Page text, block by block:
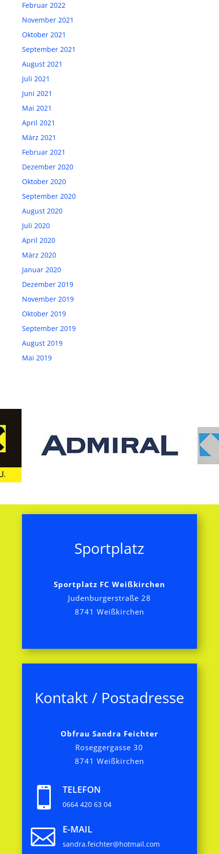
Februar 2022
November 2021
Oktober 2021
September 2021
August 2021
Juli 2021
Juni 2021
Mai 2021
April 2021
März 2021
Februar 2021
Dezember 2020
Oktober 2020
September 2020
August 2020
Juli 2020
April 2020
März 2020
Januar 2020
Dezember 2019
November 2019
Oktober 2019
September 2019
August 2019
Mai 2019
Sportplatz
Sportplatz FC Weißkirchen
Judenburgerstraße 28
8741 Weißkirchen
Kontakt / Postadresse
Obfrau Sandra Feichter
Roseggergasse 30
8741 Weißkirchen
 TELEFON
0664 420 63 04
 E-MAIL
sandra.feichter@hotmail.com